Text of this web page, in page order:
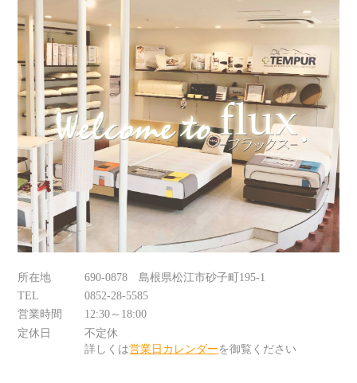
所在地
690-0878 島根県松江市砂子町195-1
TEL
0852-28-5585
営業時間
12:30～18:00
定休日
不定休
詳しくは営業日カレンダー を御覧ください